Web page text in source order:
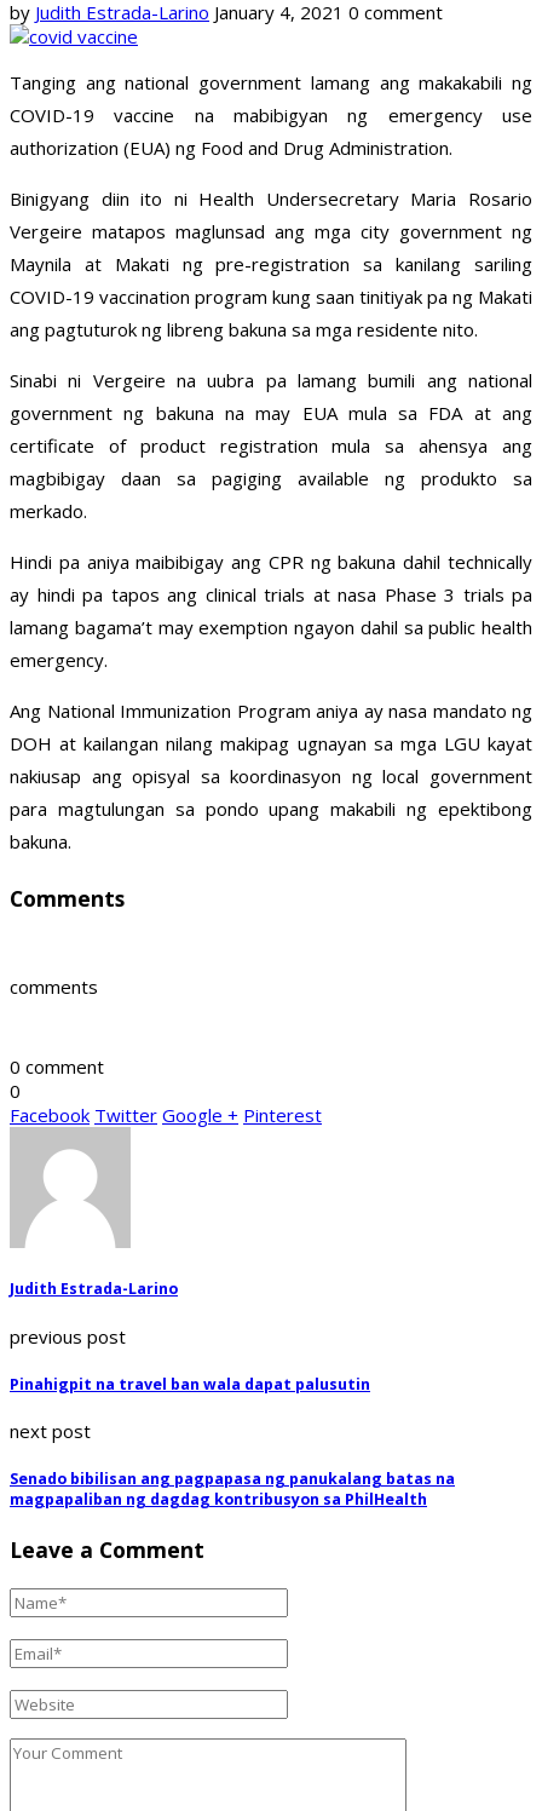
by Judith Estrada-Larino January 4, 2021 0 comment
Tanging ang national government lamang ang makakabili ng
COVID-19 vaccine na mabibigyan ng emergency use
authorization (EUA) ng Food and Drug Administration.
Binigyang diin ito ni Health Undersecretary Maria Rosario
Vergeire matapos maglunsad ang mga city government ng
Maynila at Makati ng pre-registration sa kanilang sariling
COVID-19 vaccination program kung saan tinitiyak pa ng Makati
ang pagtuturok ng libreng bakuna sa mga residente nito.
Sinabi ni Vergeire na uubra pa lamang bumili ang national
government ng bakuna na may EUA mula sa FDA at ang
certificate of product registration mula sa ahensya ang
magbibigay daan sa pagiging available ng produkto sa
merkado.
Hindi pa aniya maibibigay ang CPR ng bakuna dahil technically
ay hindi pa tapos ang clinical trials at nasa Phase 3 trials pa
lamang bagama’t may exemption ngayon dahil sa public health
emergency.
Ang National Immunization Program aniya ay nasa mandato ng
DOH at kailangan nilang makipag ugnayan sa mga LGU kayat
nakiusap ang opisyal sa koordinasyon ng local government
para magtulungan sa pondo upang makabili ng epektibong
bakuna.
Comments
comments
0 comment
0
Facebook Twitter Google + Pinterest
Judith Estrada-Larino
previous post
Pinahigpit na travel ban wala dapat palusutin
next post
Senado bibilisan ang pagpapasa ng panukalang batas na
magpapaliban ng dagdag kontribusyon sa PhilHealth
Leave a Comment